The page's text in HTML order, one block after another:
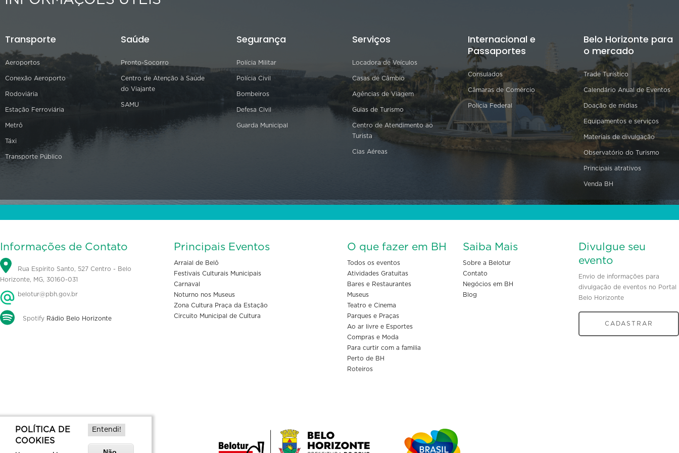
Transporte
Aeroportos
Conexão Aeroporto
Rodoviária
Estação Ferroviária
Metrô
Táxi
Transporte Público
Saúde
Pronto-Socorro
Centro de Atenção à Saúde
do Viajante
SAMU
Segurança
Polícia Militar
Polícia Civil
Bombeiros
Defesa Civil
Guarda Municipal
Serviços
Locadora de Veículos
Casas de Câmbio
Agências de Viagem
Guias de Turismo
Centro de Atendimento ao
Turista
Cias Aéreas
Internacional e
Passaportes
Consulados
Câmaras de Comércio
Polícia Federal
Belo Horizonte para
o mercado
Trade Turístico
Calendário Anual de Eventos
Doação de mídias
Equipamentos e serviços
Materiais de divulgação
Observatório do Turismo
Principais atrativos
Venda BH
Informações de Contato
Rua Espírito Santo, 527 Centro - Belo
Horizonte, MG, 30160-031
belotur@pbh.gov.br
Spotify Rádio Belo Horizonte
Principais Eventos
Arraial de Belô
Festivais Culturais Municipais
Carnaval
Noturno nos Museus
Zona Cultura Praça da Estação
Circuito Municipal de Cultura
O que fazer em BH
Todos os eventos
Atividades Gratuitas
Bares e Restaurantes
Museus
Teatro e Cinema
Parques e Praças
Ao ar livre e Esportes
Compras e Moda
Para curtir com a familia
Perto de BH
Roteiros
Saiba Mais
Sobre a Belotur
Contato
Negócios em BH
Blog
Divulgue seu
evento
Envio de informações para
divulgação de eventos no Portal
Belo Horizonte
CADASTRAR
POLÍTICA DE
COOKIES
Entendi!